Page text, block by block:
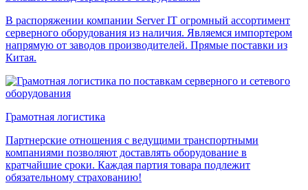
В распоряжении компании Server IT огромный ассортимент
серверного оборудования из наличия. Являемся импортером
напрямую от заводов производителей. Прямые поставки из
Китая.
Грамотная логистика
Партнерские отношения с ведущими транспортными
компаниями позволяют доставлять оборудование в
кратчайшие сроки. Каждая партия товара подлежит
обязательному страхованию!